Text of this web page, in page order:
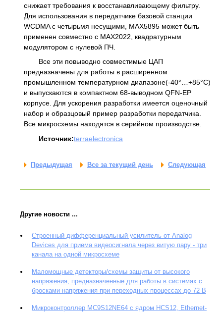
снижает требования к восстанавливающему фильтру.
Для использования в передатчике базовой станции
WCDMA с четырьмя несущими, МАХ5895 может быть
применен совместно с МАХ2022, квадратурным
модулятором с нулевой ПЧ.
Все эти повыводно совместимые ЦАП
предназначены для работы в расширенном
промышленном температурном диапазоне(-40°…+85°C)
и выпускаются в компактном 68-выводном QFN-EP
корпусе. Для ускорения разработки имеется оценочный
набор и образцовый пример разработки передатчика.
Все микросхемы находятся в серийном производстве.
Источник:terraelectronica
Предыдущая Все за текущий день Следующая
Другие новости ...
Строенный дифференциальный усилитель от Analog
Devices для приема видеосигнала через витую пару - три
канала на одной микросхеме
Маломощные детекторы/схемы защиты от высокого
напряжения, предназначенные для работы в системах с
бросками напряжения при переходных процессах до 72 В
Микроконтроллер MC9S12NE64 с ядром HCS12, Ethernet-